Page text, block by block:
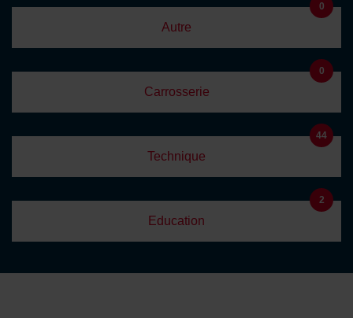
Autre
0
Carrosserie
0
Technique
44
Education
2